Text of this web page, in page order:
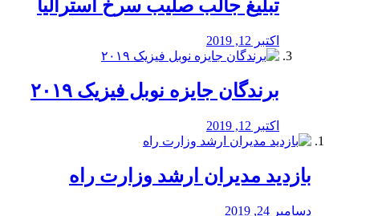
تبلیغ جالب صلیب سرخ استرالیا
اکتبر 12, 2019
برندگان جایزه نوبل فیزیک ۲۰۱۹
اکتبر 12, 2019
بازدید مدیران ارشد وزارت راه
دسامبر 24, 2019